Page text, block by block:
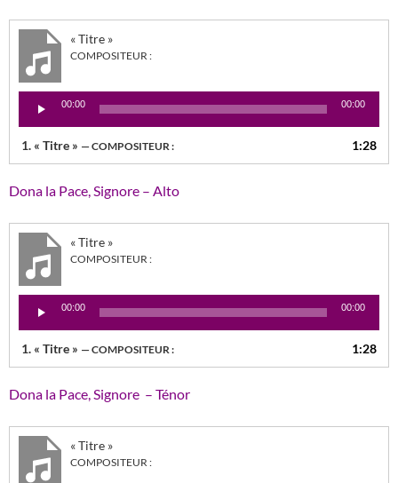
« Titre »
COMPOSITEUR :
audio
00:00 00:00
1. « Titre » — COMPOSITEUR : 1:28
Dona la Pace, Signore – Alto
« Titre »
COMPOSITEUR :
audio
00:00 00:00
1. « Titre » — COMPOSITEUR : 1:28
Dona la Pace, Signore – Ténor
« Titre »
COMPOSITEUR :